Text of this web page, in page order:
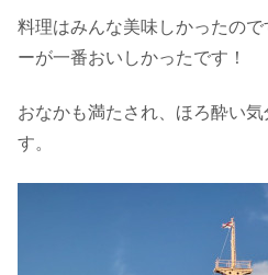
料理はみんな美味しかったの
ーが一番おいしかったです！
おなかも満たされ、ほろ酔い
す。